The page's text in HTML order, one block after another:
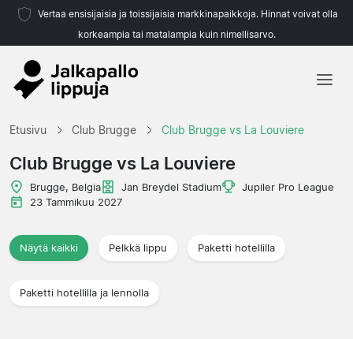
Vertaa ensisijaisia ja toissijaisia markkinapaikkoja. Hinnat voivat olla
korkeampia tai matalampia kuin nimellisarvo.
Etusivu Club Brugge Club Brugge vs La Louviere
Club Brugge vs La Louviere
Brugge, Belgia Jan Breydel Stadium
Jupiler Pro League
23 Tammikuu 2027
Näytä kaikki Pelkkä lippu Paketti hotellilla
Paketti hotellilla ja lennolla